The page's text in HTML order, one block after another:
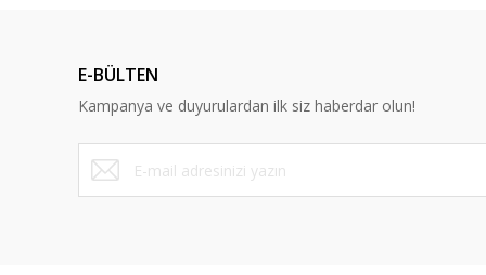
Ürün bilgilerinde hatalar bulunuyor.
Ürün fiyatı diğer sitelerden daha pahalı.
Bu ürüne benzer farklı alternatifler olmalı.
E-BÜLTEN
Kampanya ve duyurulardan ilk siz haberdar olun!